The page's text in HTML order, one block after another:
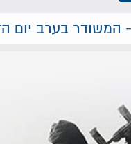
בערב יום